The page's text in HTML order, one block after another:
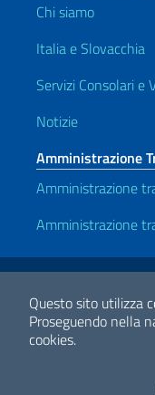
Questo sito utilizza
Proseguendo nella
cookies.
Chi siamo
Italia e Slovacchia
Servizi Consolari e
Notizie
Amministrazione
Amministrazione
Amministrazione
Link Utili